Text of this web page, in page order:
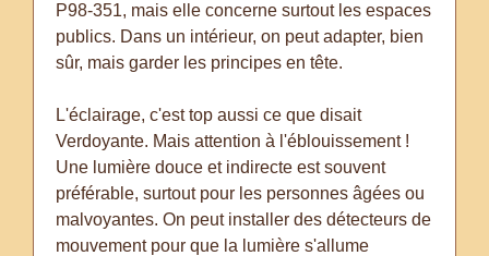
P98-351, mais elle concerne surtout les espaces
publics. Dans un intérieur, on peut adapter, bien
sûr, mais garder les principes en tête.
L'éclairage, c'est top aussi ce que disait
Verdoyante. Mais attention à l'éblouissement !
Une lumière douce et indirecte est souvent
préférable, surtout pour les personnes âgées ou
malvoyantes. On peut installer des détecteurs de
mouvement pour que la lumière s'allume